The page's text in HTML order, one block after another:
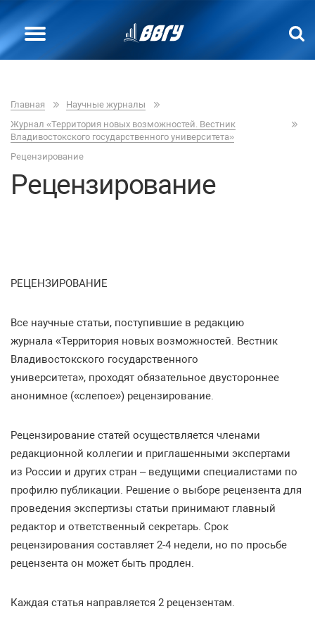
Главная
Научные журналы
Журнал «Территория новых возможностей. Вестник
Владивостокского государственного университета»
Рецензирование
Рецензирование
РЕЦЕНЗИРОВАНИЕ
Все научные статьи, поступившие в редакцию
журнала «Территория новых возможностей. Вестник
Владивостокского государственного
университета», проходят обязательное двустороннее
анонимное («слепое») рецензирование.
Рецензирование статей осуществляется членами
редакционной коллегии и приглашенными экспертами
из России и других стран – ведущими специалистами по
профилю публикации. Решение о выборе рецензента для
проведения экспертизы статьи принимают главный
редактор и ответственный секретарь. Срок
рецензирования составляет 2-4 недели, но по просьбе
рецензента он может быть продлен.
Каждая статья направляется 2 рецензентам.